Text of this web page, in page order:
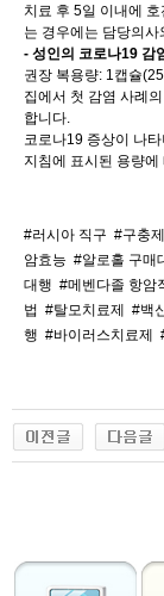
치료 후 5일 이내에
는 경우에는 담당의사
- 성인의 코로나19 감
권장 복용량: 1캡슐
집에서 첫 감염 사례
합니다.
코로나19 증상이 나
지침에 표시된 용량
#러시아 직구 #구충제
암효능 #알로홀 구매
대행 #메벤다졸 항암
법 #탈모치료제 #백
행 #바이러스치료제
마